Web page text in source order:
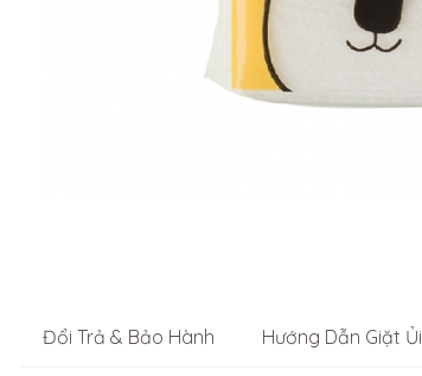
Đổi Trả & Bảo Hành Hướng Dẫn Giặt Ủi